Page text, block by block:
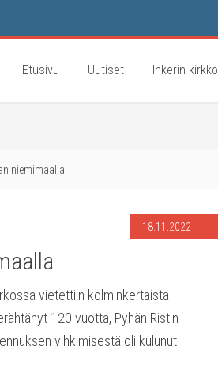
Etusivu Uutiset Inkerin kirkko
niemimaalla
18.11.2022
vietettiin kolminkertaista
120 vuotta, Pyhän Ristin
vihkimisestä oli kulunut